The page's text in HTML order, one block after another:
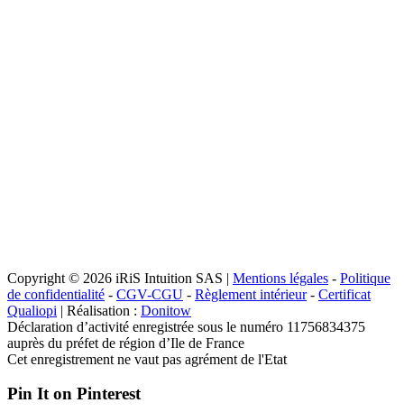
Copyright © 2026 iRiS Intuition SAS | Mentions légales - Politique
de confidentialité - CGV-CGU - Règlement intérieur- Certificat
Qualiopi | Réalisation : Donitow
Déclaration d’activité enregistrée sous le numéro 11756834375
auprès du préfet de région d’Ile de France
Cet enregistrement ne vaut pas agrément de l'Etat
Pin It on Pinterest